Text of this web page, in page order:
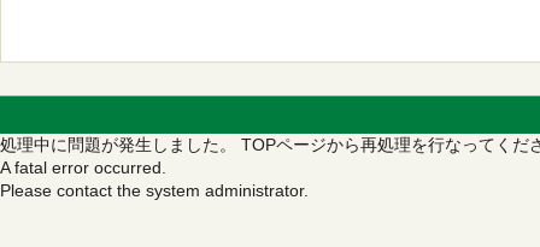
処理中に問題が発生しました。 TOPページから再処理を行なってくだ
A fatal error occurred.
Please contact the system administrator.